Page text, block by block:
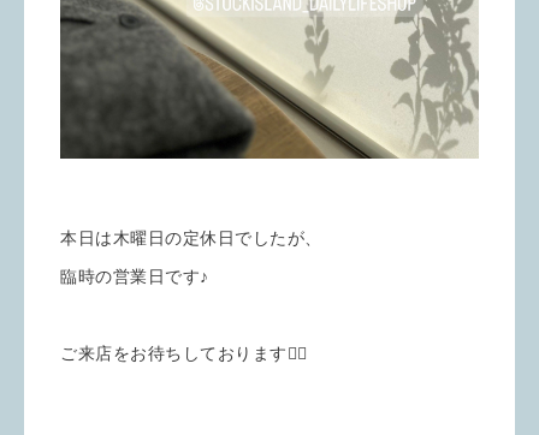
本日は木曜日の定休日でしたが、
臨時の営業日です♪
ご来店をお待ちしております🙇‍♀️